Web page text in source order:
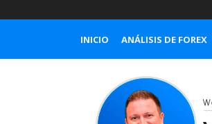
INICIO ANÁLISIS DE FOREX